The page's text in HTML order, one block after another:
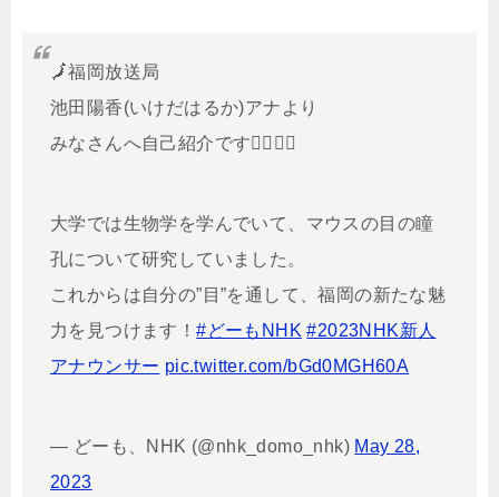
🗾福岡放送局
池田陽香(いけだはるか)アナより
みなさんへ自己紹介です🙇‍♀🙇‍♂
大学では生物学を学んでいて、マウスの目の瞳
孔について研究していました。
これからは自分の”目”を通して、福岡の新たな魅
力を見つけます！#どーもNHK #2023NHK新人
アナウンサー pic.twitter.com/bGd0MGH60A
— どーも、NHK (@nhk_domo_nhk) May 28,
2023